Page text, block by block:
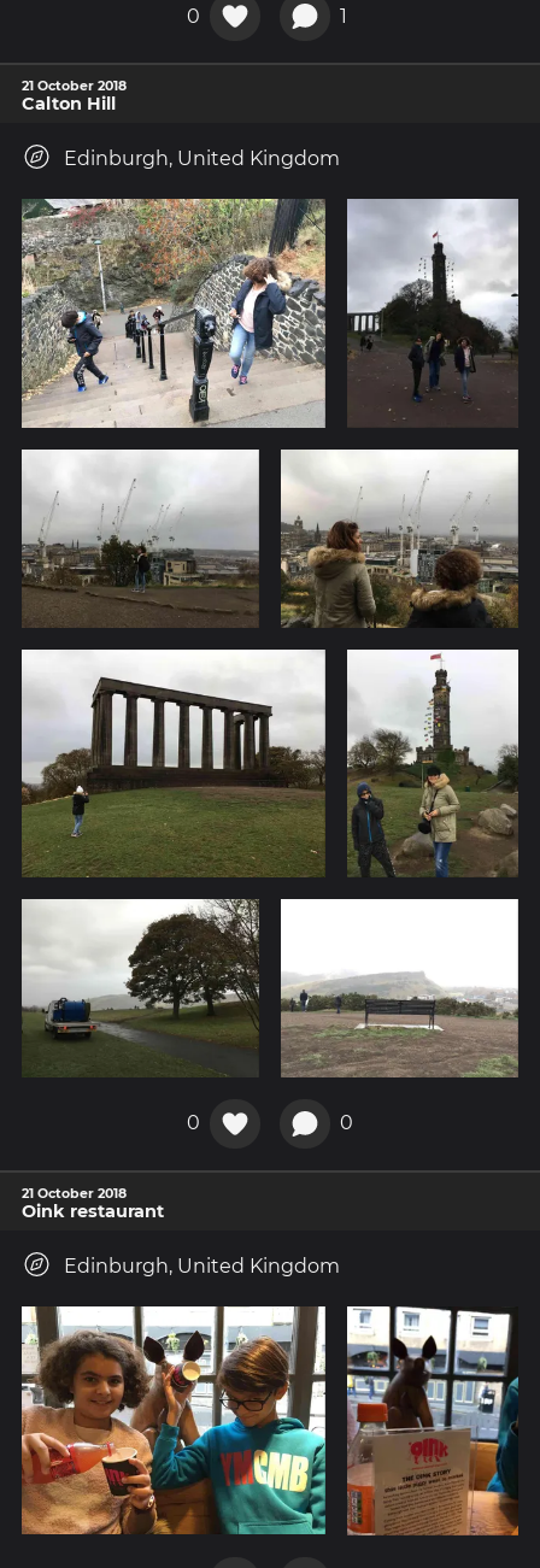
0 1
21 October 2018
Calton Hill
Edinburgh, United Kingdom
0 0
21 October 2018
Oink restaurant
Edinburgh, United Kingdom